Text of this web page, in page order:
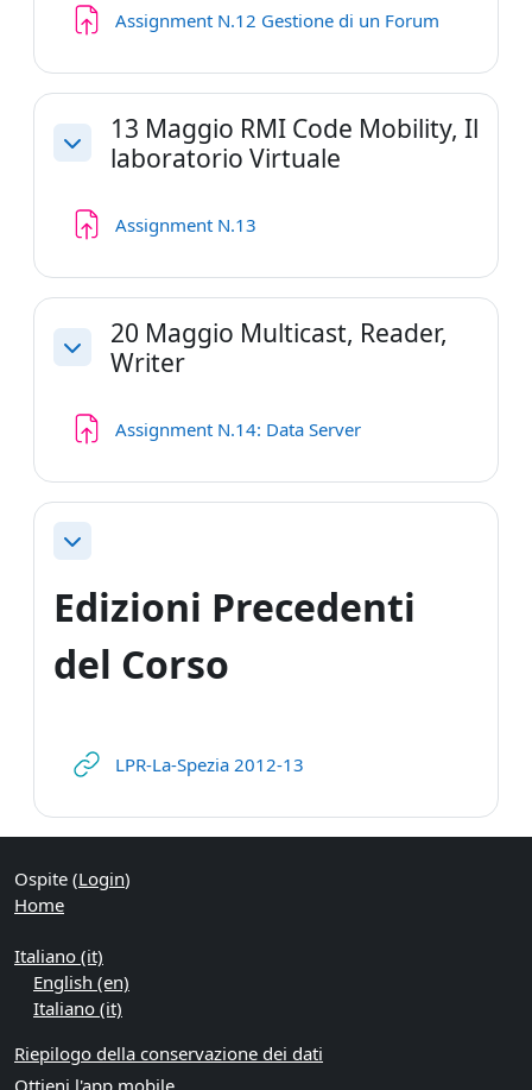
Assignment N.12 Gestione di un Forum
Minimizza
13 Maggio RMI Code Mobility, Il
laboratorio Virtuale
Assignment N.13
Minimizza
20 Maggio Multicast, Reader,
Writer
Assignment N.14: Data ServerCompito
Minimizza
Edizioni Precedenti
del Corso
LPR-La-Spezia 2012-13
Ospite (Login)
Home
Italiano ‎(it)‎
English ‎(en)‎
Italiano ‎(it)‎
Riepilogo della conservazione dei dati
Ottieni l'app mobile